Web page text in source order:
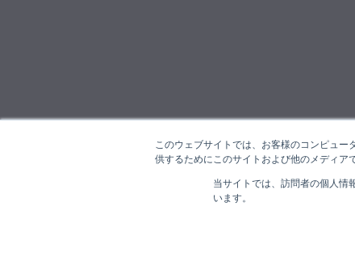
このウェブサイトでは、お客様のコンピュ
供するためにこのサイトおよび他のメディア
当サイトでは、訪問者の個人情
います。